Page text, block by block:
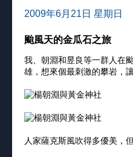
2009年6月21日 星期日
颱風天的金瓜石之旅
我、朝淵和昱良等一群人在
雄，想來個最刺激的攀岩，
人家薩克斯風吹得多優美，